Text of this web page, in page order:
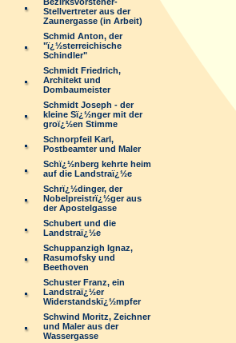
Stellvertreter aus der
Zaunergasse (in Arbeit)
Schmid Anton, der
"ï¿½sterreichische
Schindler"
Schmidt Friedrich,
Architekt und
Dombaumeister
Schmidt Joseph - der
kleine Sï¿½nger mit der
groï¿½en Stimme
Schnorpfeil Karl,
Postbeamter und Maler
Schï¿½nberg kehrte heim
auf die Landstraï¿½e
Schrï¿½dinger, der
Nobelpreistrï¿½ger aus
der Apostelgasse
Schubert und die
Landstraï¿½e
Schuppanzigh Ignaz,
Rasumofsky und
Beethoven
Schuster Franz, ein
Landstraï¿½er
Widerstandskï¿½mpfer
Schwind Moritz, Zeichner
und Maler aus der
Wassergasse